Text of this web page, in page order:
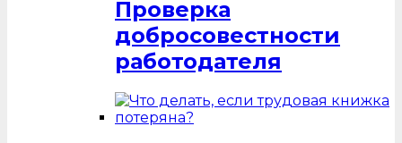
Проверка
добросовестности
работодателя